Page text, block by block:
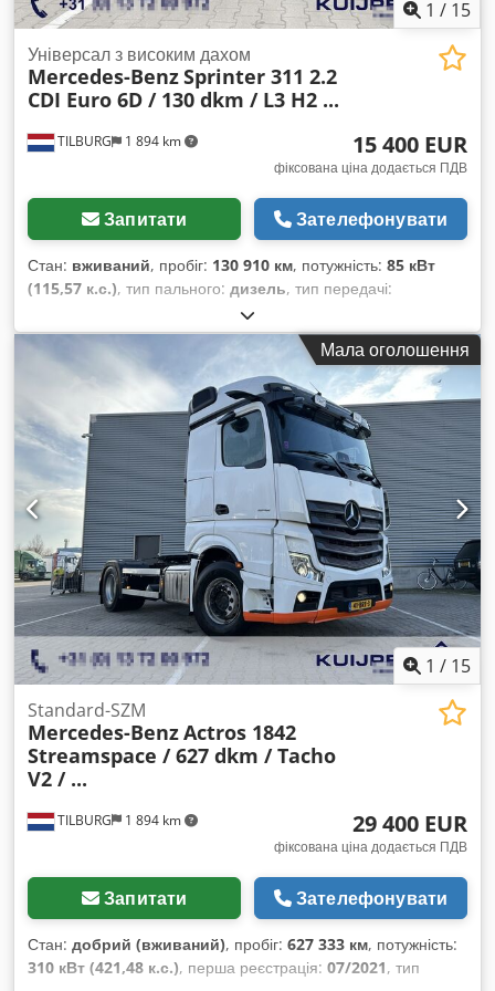
1 / 15
TILBURG 1 894 km
Універсал з високим дахом
Mercedes-BenzSprinter 311 2.2
CDI Euro 6D / 130 dkm / L3 H2 ...
15 400 EUR
фіксована ціна додається ПДВ
Запитати Зателефонувати
Стан: вживаний, пробіг: 130 910 км, потужність: 85 кВт
(115,57 к.с.), тип пального: дизель, тип передачі:
, конфігурація осей:
мм, перша реєстрація:10/2021, обʼєм паливного бака:71 л,
Викиди CO₂:266 г/км , колір: , кількість місць:2,
кількість попередніх власників:2, Рік виготовлення:2021,
ABS, бортовий комп’ютер, кондиціонер,
розсувні двері, система іммобілайзера, центральний
замок
Мала оголошення
1 / 15
TILBURG 1 894 km
Standard-SZM
Mercedes-BenzActros 1842
Streamspace / 627 dkm / Tacho
V2 / ...
29 400 EUR
фіксована ціна додається ПДВ
Запитати Зателефонувати
Стан: добрий (вживаний), пробіг: 627 333 км, потужність:
310 кВт (421,48 к.с.), перша реєстрація: 07/2021, тип